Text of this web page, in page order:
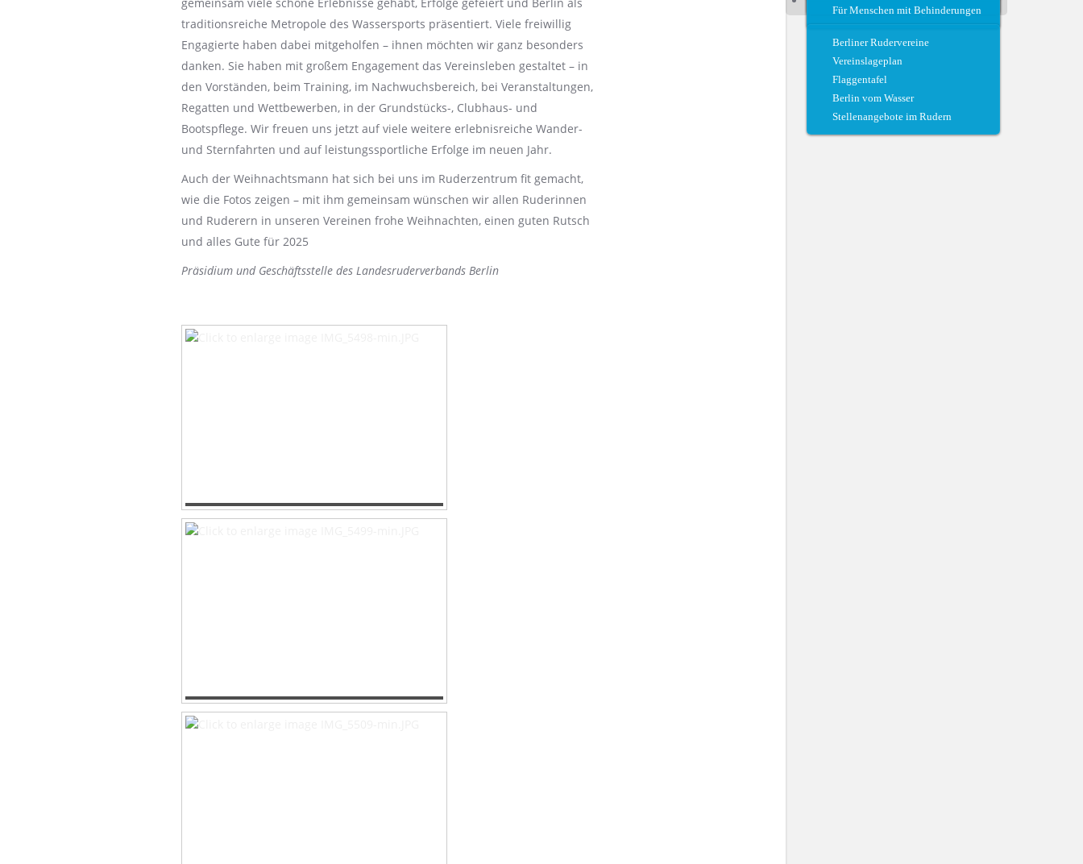
Regattateam und Regattahelfer
Für Menschen mit Behinderungen
Berliner Rudervereine
Vereinslageplan
Flaggentafel
Berlin vom Wasser
Stellenangebote im Rudern
traditionsreiche Metropole des Wassersports präsentiert. Viele freiwillig
Engagierte haben dabei mitgeholfen – ihnen möchten wir ganz besonders
danken. Sie haben mit großem Engagement das Vereinsleben gestaltet – in
den Vorständen, beim Training, im Nachwuchsbereich, bei Veranstaltungen,
Regatten und Wettbewerben, in der Grundstücks-, Clubhaus- und
Bootspflege. Wir freuen uns jetzt auf viele weitere erlebnisreiche Wander-
und Sternfahrten und auf leistungssportliche Erfolge im neuen Jahr.
Auch der Weihnachtsmann hat sich bei uns im Ruderzentrum fit gemacht,
wie die Fotos zeigen – mit ihm gemeinsam wünschen wir allen Ruderinnen
und Ruderern in unseren Vereinen frohe Weihnachten, einen guten Rutsch
und alles Gute für 2025
Präsidium und Geschäftsstelle des Landesruderverbands Berlin